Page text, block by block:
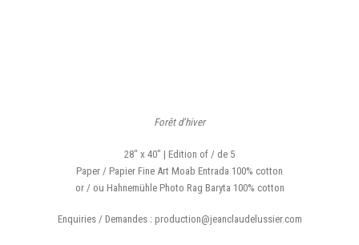
Forêt d’hiver
28″ x 40″ | Edition of / de 5
Paper / Papier Fine Art Moab Entrada 100% cotton
or / ou Hahnemühle Photo Rag Baryta 100% cotton
Enquiries / Demandes : production@jeanclaudelussier.com